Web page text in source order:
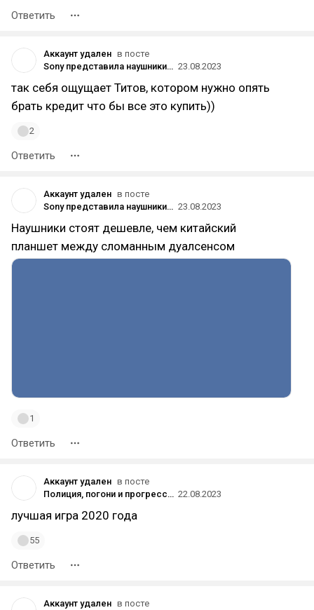
Ответить
Аккаунт удален в посте
Sony представила наушники Pulse Elite и Pulse Explore 23.08.2023
так себя ощущает Титов, котором нужно опять
брать кредит что бы все это купить))
2
Ответить
Аккаунт удален в посте
Sony представила наушники Pulse Elite и Pulse Explore 23.08.2023
Наушники стоят дешевле, чем китайский
планшет между сломанным дуалсенсом
1
Ответить
Аккаунт удален в посте
Полиция, погони и прогрессия: трейлер переработанных механик в обновлении 2.0 для Cyberpunk 2077 22.08.2023
лучшая игра 2020 года
55
Ответить
Аккаунт удален в посте